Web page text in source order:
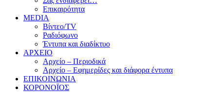
Επικαιρότητα
MEDIA
Βίντεο/TV
Ραδιόφωνο
Έντυπα και διαδίκτυο
ΑΡΧΕΙΟ
Αρχείο – Περιοδικά
Αρχείο – Εφημερίδες και διάφορα έντυπα
ΕΠΙΚΟΙΝΩΝΙΑ
ΚΟΡΟΝΟΪΟΣ